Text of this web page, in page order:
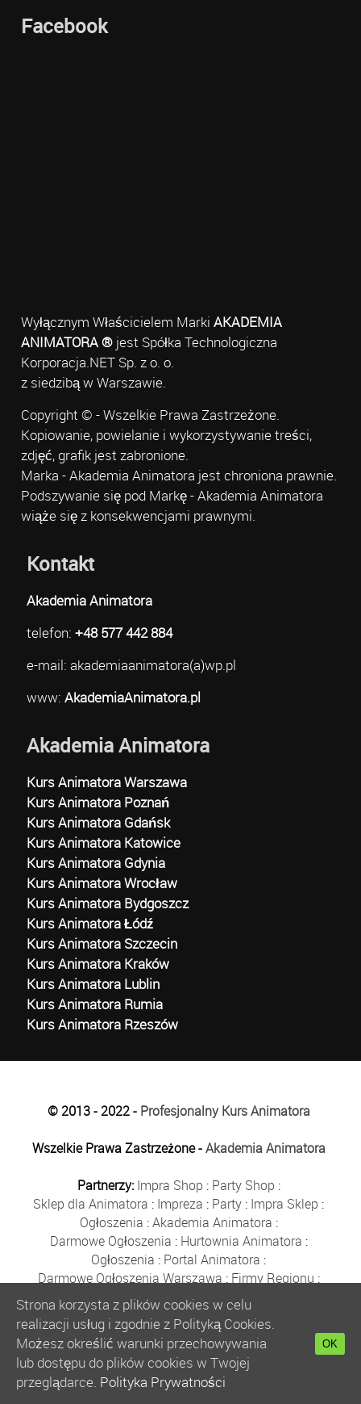
Facebook
Wyłącznym Właścicielem Marki AKADEMIA
ANIMATORA ®jest Spółka Technologiczna
Korporacja.NET Sp. z o. o.
z siedzibą w Warszawie.
Copyright © - Wszelkie Prawa Zastrzeżone.
Kopiowanie, powielanie i wykorzystywanie treści,
zdjęć, grafik jest zabronione.
Marka - Akademia Animatora jest chroniona prawnie.
Podszywanie się pod Markę - Akademia Animatora
wiąże się z konsekwencjami prawnymi.
Kontakt
Akademia Animatora
telefon: +48 577 442 884
e-mail: akademiaanimatora(a)wp.pl
www: AkademiaAnimatora.pl
Akademia Animatora
Kurs Animatora Warszawa
Kurs Animatora Poznań
Kurs Animatora Gdańsk
Kurs Animatora Katowice
Kurs Animatora Gdynia
Kurs Animatora Wrocław
Kurs Animatora Bydgoszcz
Kurs Animatora Łódź
Kurs Animatora Szczecin
Kurs Animatora Kraków
Kurs Animatora Lublin
Kurs Animatora Rumia
Kurs Animatora Rzeszów
© 2013 - 2022 - Profesjonalny Kurs Animatora
Wszelkie Prawa Zastrzeżone -Akademia Animatora
Partnerzy: Impra Shop : Party Shop :
Sklep dla Animatora : Impreza : Party : Impra Sklep :
Ogłoszenia :Akademia Animatora :
Darmowe Ogłoszenia : Hurtownia Animatora :
Ogłoszenia : Portal Animatora :
Darmowe Ogłoszenia Warszawa : Firmy Regionu :
Płyn do Baniek:Solidne Firmy Ogłoszenia
Kurs Animatora:Solidna Firma:Bezpłatne Ogłoszenia
Animator Czasu Wolnego:
Bezpłatne Ogłoszenia Warszawa:sklep animatora:
Bańki Mydlane:Bezpłatne Ogłoszenia
Szkolenie Animatorów:Kurs Animatora
Strona korzysta z plików cookies w celu
realizacji usług i zgodnie z Polityką Cookies.
Możesz określić warunki przechowywania
lub dostępu do plików cookies w Twojej
przeglądarce. Polityka Prywatności
OK